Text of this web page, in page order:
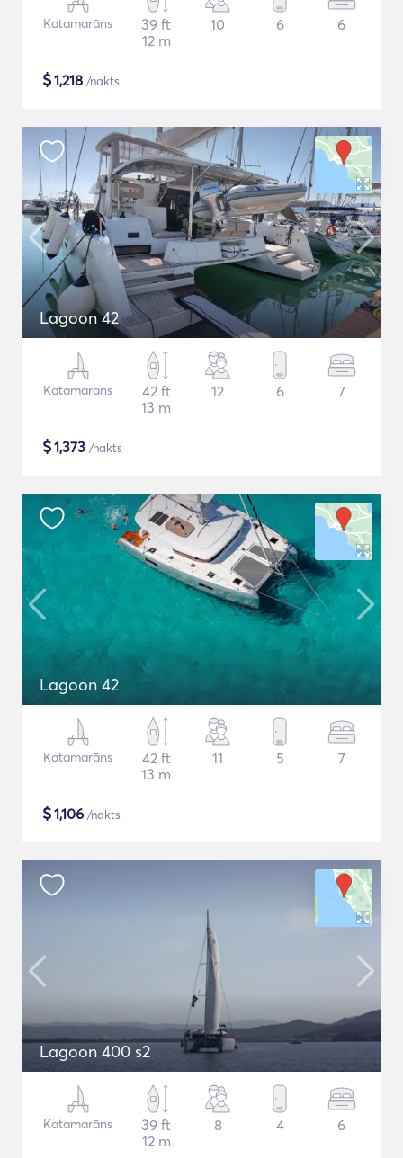
Katamarāns
39 ft
12 m
10 6 6
$1,218 /nakts
Lagoon 42
Katamarāns
42 ft
13 m
12 6 7
$1,373 /nakts
Lagoon 42
Katamarāns
42 ft
13 m
11 5 7
$1,106 /nakts
Lagoon 400 s2
Katamarāns
39 ft
12 m
8 4 6